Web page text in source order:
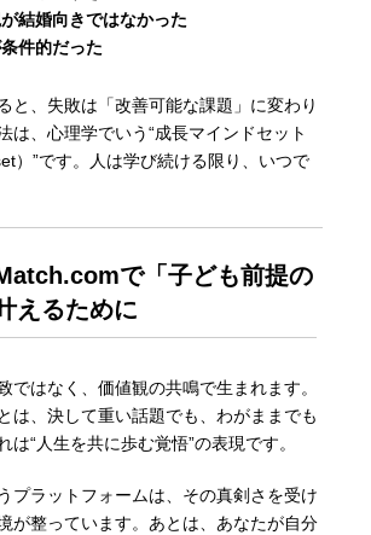
結婚向きではなかった
件的だった
と、失敗は「改善可能な課題」に変わり
は、心理学でいう“成長マインドセット
）”です。人は学び続ける限り、いつで
で「子ども前提の
えるために
ではなく、価値観の共鳴で生まれます。
は、決して重い話題でも、わがままでも
は“人生を共に歩む覚悟”の表現です。
プラットフォームは、その真剣さを受け
が整っています。あとは、あなたが自分